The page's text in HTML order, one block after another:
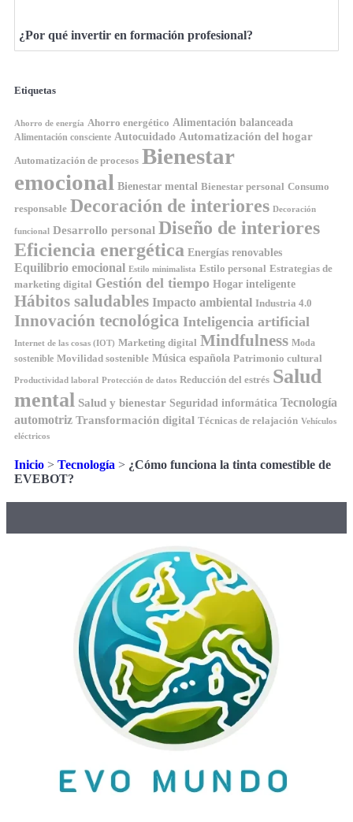
¿Por qué invertir en formación profesional?
Etiquetas
Ahorro de energía Ahorro energético Alimentación balanceada
Alimentación consciente Autocuidado Automatización del hogar
Automatización de procesos Bienestar
emocional Bienestar mental Bienestar personal Consumo
responsable Decoración de interiores Decoración
funcional Desarrollo personal Diseño de interiores
Eficiencia energética Energías renovables
Equilibrio emocional Estilo minimalista Estilo personal Estrategias de
marketing digital Gestión del tiempo Hogar inteligente
Hábitos saludables Impacto ambiental Industria 4.0
Innovación tecnológica Inteligencia artificial
Internet de las cosas (IOT) Marketing digital Mindfulness Moda
sostenible Movilidad sostenible Música española Patrimonio cultural
Productividad laboral Protección de datos Reducción del estrés Salud
mental Salud y bienestar Seguridad informática Tecnología
automotriz Transformación digital Técnicas de relajación Vehículos
eléctricos
Inicio > Tecnología > ¿Cómo funciona la tinta comestible de
EVEBOT?